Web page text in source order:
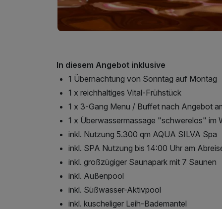
In diesem Angebot inklusive
1 Übernachtung von Sonntag auf Montag
1 x reichhaltiges Vital-Frühstück
1 x 3-Gang Menu / Buffet nach Angebot
1 x Überwassermassage "schwerelos" im
inkl. Nutzung 5.300 qm AQUA SILVA Spa
inkl. SPA Nutzung bis 14:00 Uhr am
inkl. großzügiger Saunapark mit 7 Saunen
inkl. Außenpool
inkl. Süßwasser-Aktivpool
inkl. kuscheliger Leih-Bademantel